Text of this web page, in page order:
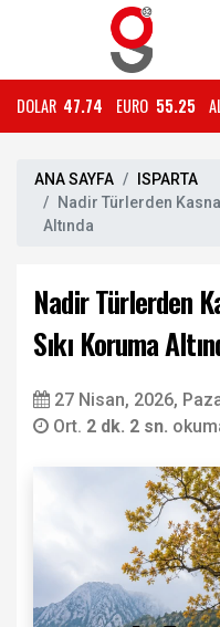
DOLAR 47.74 EURO 55.25
ANA SAYFA
ISPARTA
Nadir Türlerden
Altında
Nadir Türlerden
Sıkı Koruma
27 Nisan, 2026,
Ort. 2 dk. 2 sn.